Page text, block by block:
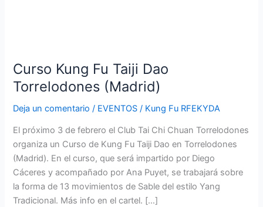
Curso Kung Fu Taiji Dao
Torrelodones (Madrid)
Deja un comentario / EVENTOS / Kung Fu RFEKYDA
El próximo 3 de febrero el Club Tai Chi Chuan Torrelodones
organiza un Curso de Kung Fu Taiji Dao en Torrelodones
(Madrid). En el curso, que será impartido por Diego
Cáceres y acompañado por Ana Puyet, se trabajará sobre
la forma de 13 movimientos de Sable del estilo Yang
Tradicional. Más info en el cartel. […]
Fu
Taiji
Torrelodones
(Madrid)